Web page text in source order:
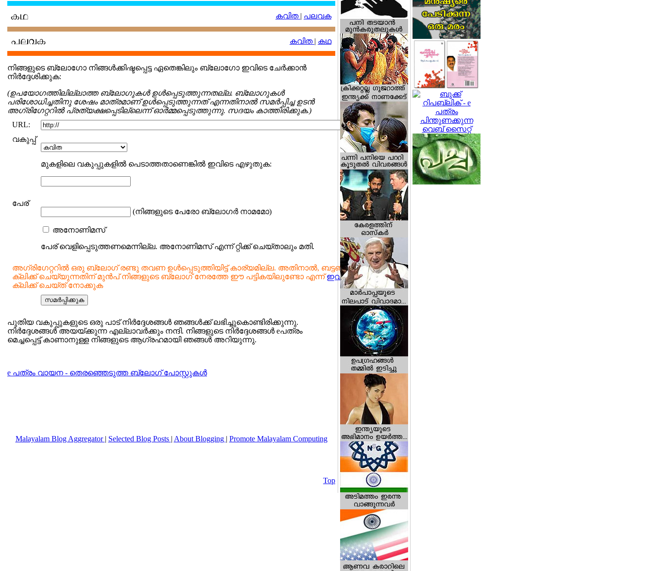
കവിത | പലവക
കവിത | കഥ
നിങ്ങളുടെ ബ്ലോഗോ നിങ്ങള്‍ക്കിഷ്ടപ്പെട്ട ഏതെങ്കിലും ബ്ലോഗോ ഇവിടെ ചേര്‍ക്കാന്‍
നിര്‍ദ്ദേശിക്കുക:
(ഉപയോഗത്തിലില്ലാത്ത ബ്ലോഗുകള്‍ ഉള്‍പ്പെടുത്തുന്നതല്ല. ബ്ലോഗുകള്‍
പരിശോധിച്ചതിനു ശേഷം മാത്രമാണ് ഉള്‍പ്പെടുത്തുന്നത് എന്നതിനാല്‍ സമര്‍പ്പിച്ച ഉടന്‍
അഗ്രിഗേറ്ററില്‍ പ്രത്യക്ഷപ്പെടില്ലെന്ന് ഓര്‍മ്മപ്പെടുത്തുന്നു. സദയം കാത്തിരിക്കുക.)
URL:
വകുപ്പ്
മുകളിലെ വകുപ്പുകളില്‍ പെടാത്തതാണെങ്കില്‍ ഇവിടെ എഴുതുക:
പേര്
(നിങ്ങളുടെ പേരോ ബ്ലോഗര്‍ നാമമോ)
അനോണിമസ്
പേര് വെളിപ്പെടുത്തണമെന്നില്ല. അനോണിമസ് എന്ന് റ്റിക്ക് ചെയ്താലും മതി.
അഗ്രിഗേറ്ററില്‍ ഒരു ബ്ലോഗ് രണ്ടു തവണ ഉള്‍പ്പെടുത്തിയിട്ട് കാര്യമില്ല. അതിനാല്‍, ബട്ടണ്‍
ക്ലിക്ക് ചെയ്യുന്നതിന് മുന്‍പ് നിങ്ങളുടെ ബ്ലോഗ് നേരത്തേ ഈ പട്ടികയിലുണ്ടോ എന്ന്ഇവിടെ
ക്ലിക്ക് ചെയ്ത് നോക്കുക
പുതിയ വകുപ്പുകളുടെ ഒരു പാട് നിര്‍ദ്ദേശങ്ങള്‍ ഞങ്ങള്‍ക്ക് ലഭിച്ചുകൊണ്ടിരിക്കുന്നു.
നിര്‍ദ്ദേശങ്ങള്‍ അയയ്ക്കുന്ന എല്ലാവര്‍ക്കും നന്ദി. നിങ്ങളുടെ നിര്‍ദ്ദേശങ്ങള്‍ eപത്രം
മെച്ചപ്പെട്ട് കാണാനുള്ള നിങ്ങളുടെ ആഗ്രഹമായി ഞങ്ങള്‍ അറിയുന്നു.
e പത്രം വായന - തെരഞ്ഞെടുത്ത ബ്ലോഗ് പോസ്റ്റുകള്‍
Malayalam Blog Aggregator | Selected Blog Posts | About Blogging | Promote Malayalam Computing
Top